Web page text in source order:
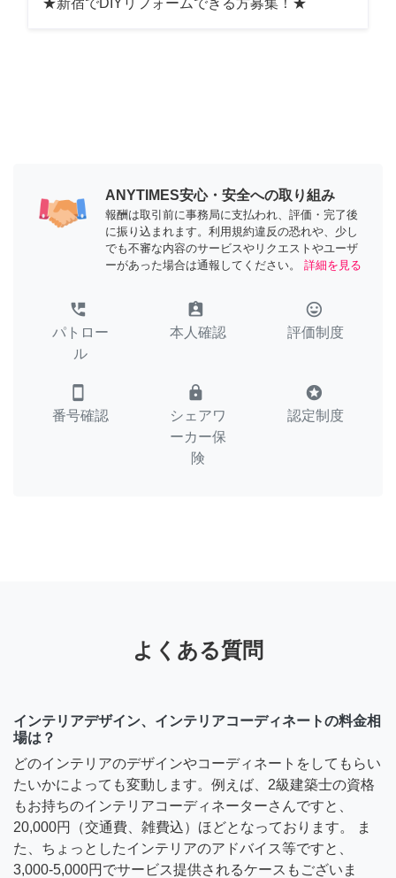
ANYTIMES安心・安全への取り組み
報酬は取引前に事務局に支払われ、評価・完了後
に振り込まれます。利用規約違反の恐れや、少し
でも不審な内容のサービスやリクエストやユーザ
ーがあった場合は通報してください。
詳細を見る
perm_phone_msg
パトロー
ル
assignment_ind
本人確認
tag_faces
評価制度
smartphone
番号確認
lock
シェアワ
ーカー保
険
stars
認定制度
よくある質問
インテリアデザイン、インテリアコーディネートの料金相
場は？
どのインテリアのデザインやコーディネートをしてもらい
たいかによっても変動します。例えば、2級建築士の資格
もお持ちのインテリアコーディネーターさんですと、
20,000円（交通費、雑費込）ほどとなっております。 ま
た、ちょっとしたインテリアのアドバイス等ですと、
3,000-5,000円でサービス提供されるケースもございま